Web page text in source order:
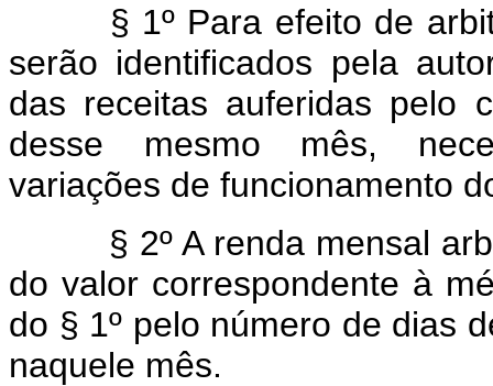
§ 1º Para efeito de
serão identificados pela
das receitas auferidas pelo
desse mesmo mês,
variações de funcionamento
§ 2º A renda mensal
do valor correspondente à
do § 1º pelo número de dias
naquele mês.